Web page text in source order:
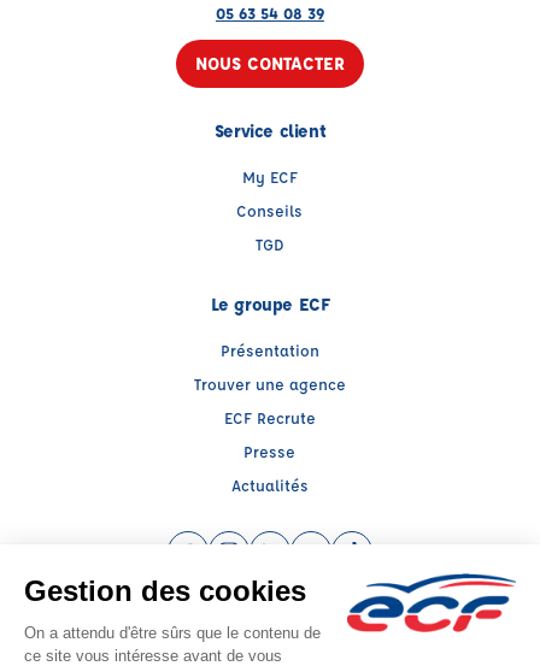
05 63 54 08 39
NOUS CONTACTER
Service client
My ECF
Conseils
TGD
Le groupe ECF
Présentation
Trouver une agence
ECF Recrute
Presse
Actualités
Instagram (nouvelle fenêtre)
LinkedIn (nouvelle fenêtre)
YouTube (nouvelle fenêtre)
TikTok (nouvelle
Raison sociale : AUTO ECOLE PICCO PECHBERTY - Capital social: 4573€
SIREN: 404281826 - Numéro de TVA intracommunautaire: FR 73 404281826
Agrément n°E0208102010